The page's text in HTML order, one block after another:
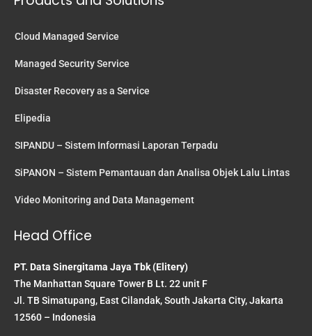
Cloud Managed Service
Managed Security Service
Disaster Recovery as a Service
Elipedia
SIPANDU – Sistem Informasi Laporan Terpadu
SiPANON – Sistem Pemantauan dan Analisa Objek Lalu Lintas
Video Monitoring and Data Management
Head Office
PT. Data Sinergitama Jaya Tbk (Elitery)
The Manhattan Square Tower B Lt. 22 unit F
Jl. TB Simatupang, East Cilandak, South Jakarta City, Jakarta
12560 – Indonesia